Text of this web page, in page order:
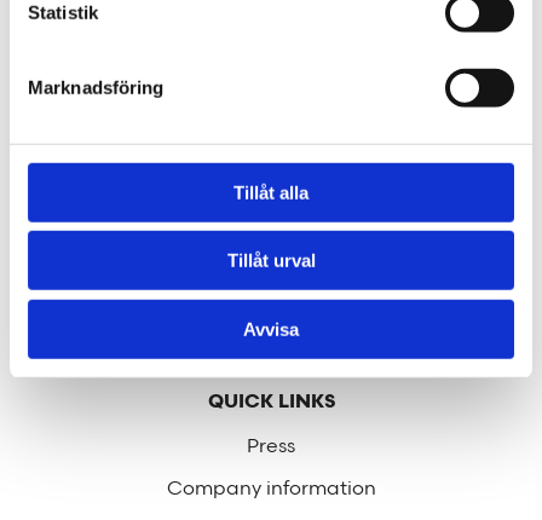
Statistik
Marknadsföring
Tillåt alla
Tillåt urval
Avvisa
Through our ecosystem of services, we can create
any kind of building or space. How may we help
you?
hej@tengbom.se
QUICK LINKS
Press
Company information